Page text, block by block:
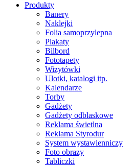
Produkty
Banery
Naklejki
Folia samoprzylepna
Plakaty
Bilbord
Fototapety
Wizytówki
Ulotki, katalogi itp.
Kalendarze
Torby
Gadżety
Gadżety odblaskowe
Reklama świetlna
Reklama Styrodur
System wystawienniczy
Foto obrazy
Tabliczki